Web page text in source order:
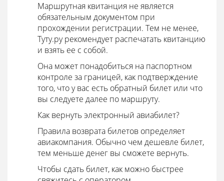
Маршрутная квитанция не является
обязательным документом при
прохождении регистрации. Тем не менее,
Туту.ру рекомендует распечатать квитанцию
и взять ее с собой.
Она может понадобиться на паспортном
контроле за границей, как подтверждение
того, что у вас есть обратный билет или что
вы следуете далее по маршруту.
Как вернуть электронный авиабилет?
Правила возврата билетов определяет
авиакомпания. Обычно чем дешевле билет,
тем меньше денег вы сможете вернуть.
Чтобы сдать билет, как можно быстрее